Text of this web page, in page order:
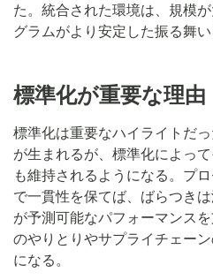
た。統合された環境は、規模
グラムがより安定した振る舞
標準化が重要な理由
標準化は重要なハイライトだ
が生まれるが、標準化によっ
も維持されるようになる。プ
で一貫性を保てば、ばらつき
が予測可能なパフォーマンス
のやりとりやサプライチェー
になる。